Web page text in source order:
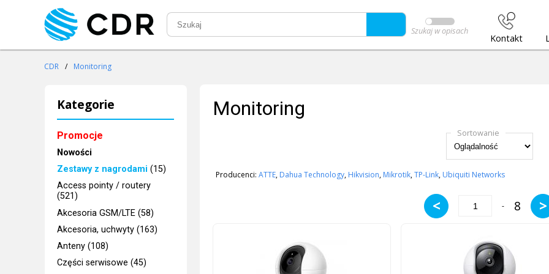
Szukaj w opisach
Kontakt
CDR / Monitoring
Kategorie
Promocje
Nowości
Zestawy z nagrodami (15)
Access pointy / routery
(521)
Akcesoria GSM/LTE (58)
Akcesoria, uchwyty (163)
Anteny (108)
Części serwisowe (45)
Monitoring
Sortowanie
Producenci: ATTE, Dahua Technology, Hikvision, Mikrotik,TP-Link, Ubiquiti Networks
< - 8 >